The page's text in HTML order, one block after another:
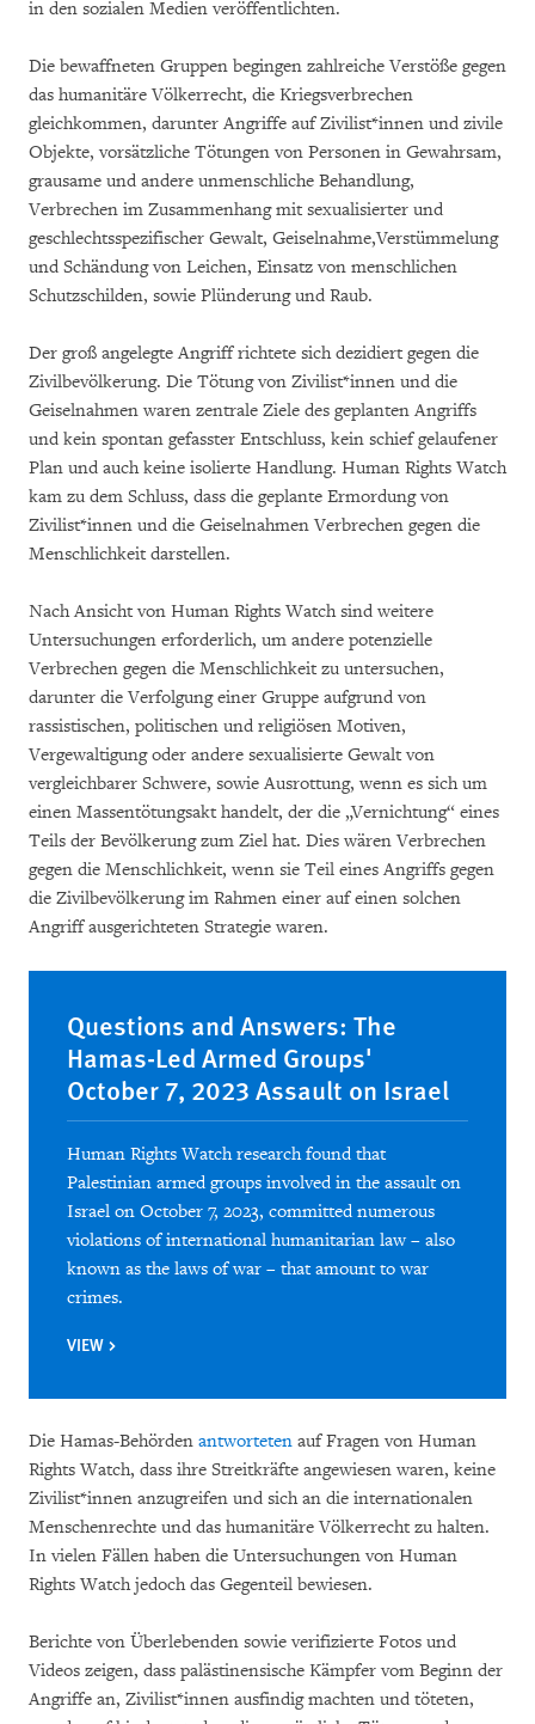
in den sozialen Medien veröffentlichten.
Die bewaffneten Gruppen begingen zahlreiche Verstöße gegen
das humanitäre Völkerrecht, die Kriegsverbrechen
gleichkommen, darunter Angriffe auf Zivilist*innen und zivile
Objekte, vorsätzliche Tötungen von Personen in Gewahrsam,
grausame und andere unmenschliche Behandlung,
Verbrechen im Zusammenhang mit sexualisierter und
geschlechtsspezifischer Gewalt, Geiselnahme,Verstümmelung
und Schändung von Leichen, Einsatz von menschlichen
Schutzschilden, sowie Plünderung und Raub.
Der groß angelegte Angriff richtete sich dezidiert gegen die
Zivilbevölkerung. Die Tötung von Zivilist*innen und die
Geiselnahmen waren zentrale Ziele des geplanten Angriffs
und kein spontan gefasster Entschluss, kein schief gelaufener
Plan und auch keine isolierte Handlung. Human Rights Watch
kam zu dem Schluss, dass die geplante Ermordung von
Zivilist*innen und die Geiselnahmen Verbrechen gegen die
Menschlichkeit darstellen.
Nach Ansicht von Human Rights Watch sind weitere
Untersuchungen erforderlich, um andere potenzielle
Verbrechen gegen die Menschlichkeit zu untersuchen,
darunter die Verfolgung einer Gruppe aufgrund von
rassistischen, politischen und religiösen Motiven,
Vergewaltigung oder andere sexualisierte Gewalt von
vergleichbarer Schwere, sowie Ausrottung, wenn es sich um
einen Massentötungsakt handelt, der die „Vernichtung“ eines
Teils der Bevölkerung zum Ziel hat. Dies wären Verbrechen
gegen die Menschlichkeit, wenn sie Teil eines Angriffs gegen
die Zivilbevölkerung im Rahmen einer auf einen solchen
Angriff ausgerichteten Strategie waren.
Questions and Answers: The
Hamas-Led Armed Groups'
October 7, 2023 Assault on Israel
Human Rights Watch research found that
Palestinian armed groups involved in the assault on
Israel on October 7, 2023, committed numerous
violations of international humanitarian law – also
known as the laws of war – that amount to war
crimes.
VIEW
Die Hamas-Behörden antworteten auf Fragen von Human
Rights Watch, dass ihre Streitkräfte angewiesen waren, keine
Zivilist*innen anzugreifen und sich an die internationalen
Menschenrechte und das humanitäre Völkerrecht zu halten.
In vielen Fällen haben die Untersuchungen von Human
Rights Watch jedoch das Gegenteil bewiesen.
Berichte von Überlebenden sowie verifizierte Fotos und
Videos zeigen, dass palästinensische Kämpfer vom Beginn der
Angriffe an, Zivilist*innen ausfindig machten und töteten,